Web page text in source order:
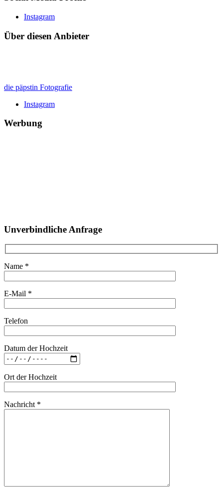
Instagram
Über diesen Anbieter
die päpstin Fotografie
Instagram
Werbung
Unverbindliche Anfrage
Name *
E-Mail *
Telefon
Datum der Hochzeit
Ort der Hochzeit
Nachricht *